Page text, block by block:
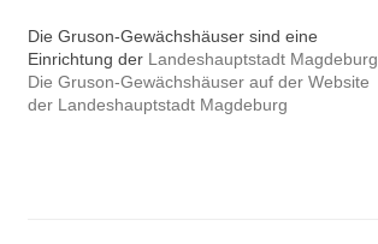
Die Gruson-Gewächshäuser sind eine
Einrichtung der
Landeshauptstadt Magdeburg
Die Gruson-Gewächshäuser auf der Website
der Landeshauptstadt Magdeburg